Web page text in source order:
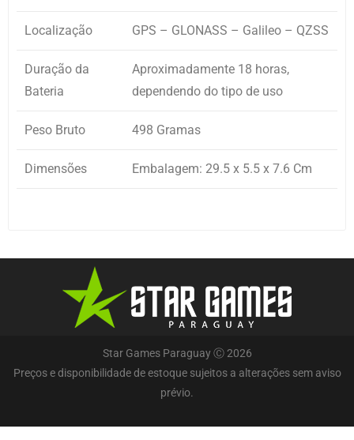
Localização GPS – GLONASS – Galileo – QZSS
Duração da
Bateria
Aproximadamente 18 horas,
dependendo do tipo de uso
Peso Bruto 498 Gramas
Dimensões Embalagem: 29.5 x 5.5 x 7.6 Cm
Star Games Paraguay Ⓒ 2026
Preços e disponibilidade de estoque sujeitos a alterações sem aviso
prévio.